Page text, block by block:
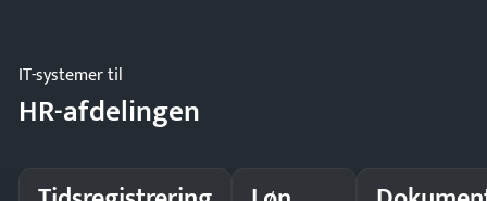
IT-systemer til
HR-afdelingen